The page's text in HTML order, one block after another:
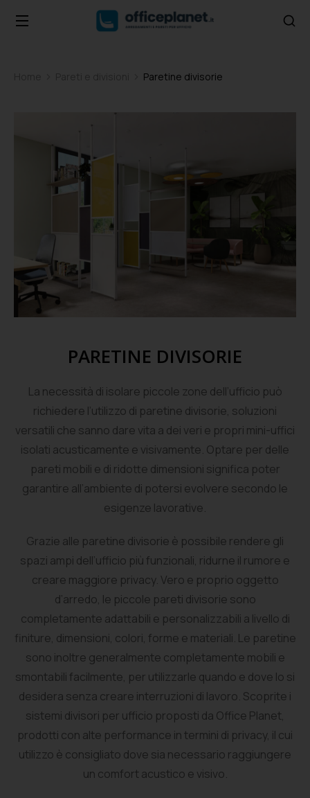
Paretine divisorie
PARETINE DIVISORIE
La necessità di isolare piccole zone dell’ufficio può
richiedere l’utilizzo di paretine divisorie, soluzioni
versatili che sanno dare vita a dei veri e propri mini-uffici
isolati acusticamente e visivamente. Optare per delle
pareti mobili e di ridotte dimensioni significa poter
garantire all’ambiente di potersi evolvere secondo le
esigenze lavorative.
Grazie alle paretine divisorie è possibile rendere gli
spazi ampi dell’ufficio più funzionali, ridurne il rumore e
creare maggiore privacy. Vero e proprio oggetto
d’arredo, le piccole pareti divisorie sono
completamente adattabili e personalizzabili a livello di
finiture, dimensioni, colori, forme e materiali. Le paretine
sono inoltre generalmente completamente mobili e
smontabili facilmente, per utilizzarle quando e dove lo si
desidera senza creare interruzioni di lavoro. Scoprite i
sistemi divisori per ufficio proposti da Office Planet,
prodotti con alte performance in termini di privacy, il cui
utilizzo è consigliato dove sia necessario raggiungere
un comfort acustico e visivo.